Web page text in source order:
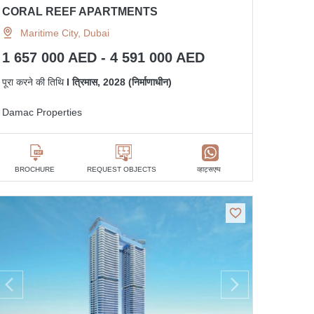
CORAL REEF APARTMENTS
Maritime City, Dubai
1 657 000 AED - 4 591 000 AED
पूरा करने की तिथि I त्रिमास, 2028 (निर्माणाधीन)
Damac Properties
BROCHURE REQUEST OBJECTS व्हाट्सएप्प